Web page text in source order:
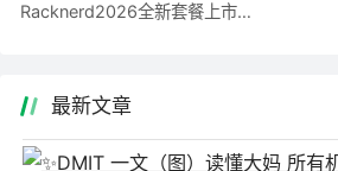
Racknerd2026全新套餐上市，轻松跑小龙虾，部署CPA，反代AI 可代申请流量翻倍，长期有效
最新文章